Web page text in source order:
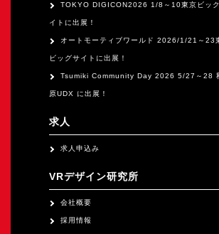
TOKYO DIGICON2026 1/8～10東京ビッ
イトに出展！
オートモーティブワールド 2026/1/21～23
ビッグサイトに出展！
Tsumiki Community Day 2026 5/27～28
原UDX に出展！
求人
求人申込み
VRデザイン研究所
会社概要
採用情報